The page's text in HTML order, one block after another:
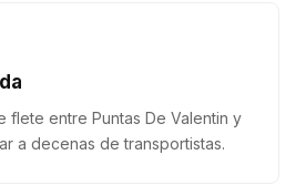
flete entre Puntas De Valentin y
a decenas de transportistas.